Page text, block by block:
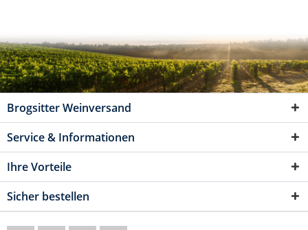
Brogsitter Weinversand
Service & Informationen
Ihre Vorteile
Sicher bestellen